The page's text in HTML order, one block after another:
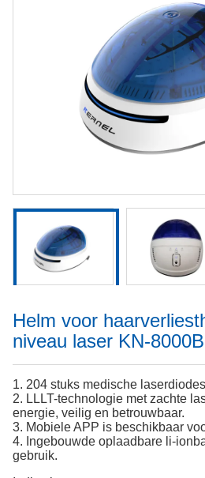
Helm voor
niveau laser KN-8000B
1. 204 stuks medische
2. LLLT-technologie met zachte
energie, veilig en betrouwbaar.
3. Mobiele APP is beschikbaar
4. Ingebouwde oplaadbare li-
gebruik.